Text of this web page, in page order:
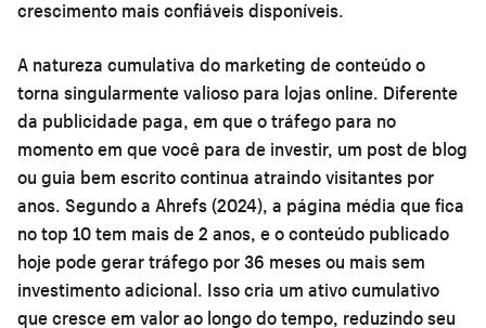
crescimento mais confiáveis disponíveis.
A natureza cumulativa do marketing de conteúdo o
torna singularmente valioso para lojas online. Diferente
da publicidade paga, em que o tráfego para no
momento em que você para de investir, um post de blog
ou guia bem escrito continua atraindo visitantes por
anos. Segundo a Ahrefs (2024), a página média que fica
no top 10 tem mais de 2 anos, e o conteúdo publicado
hoje pode gerar tráfego por 36 meses ou mais sem
investimento adicional. Isso cria um ativo cumulativo
que cresce em valor ao longo do tempo, reduzindo seu